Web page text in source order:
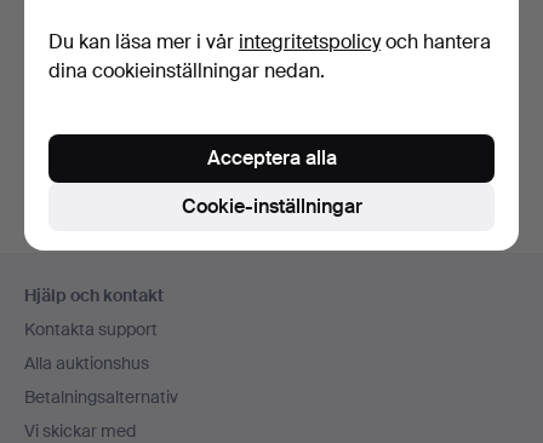
Du kan också söka ivårt arkiv med avslutade auktioner
Hjälp och kontakt
Kontakta support
Alla auktionshus
Betalningsalternativ
Vi skickar med
Du kan läsa mer i vår integritetspolicyoch hantera
dina cookieinställningar nedan.
Cookie-inställningar
Acceptera alla